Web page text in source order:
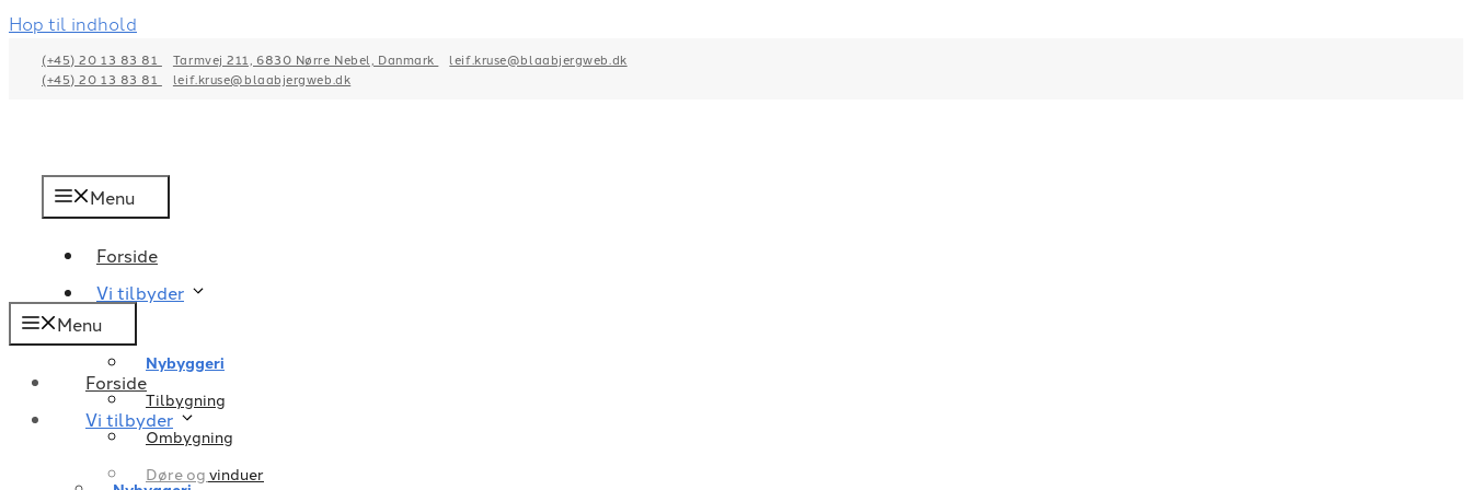
Hop til indhold
(+45) 20 13 83 81 Tarmvej 211, 6830 Nørre Nebel, Danmark
leif.kruse@blaabjergweb.dk
(+45) 20 13 83 81
leif.kruse@blaabjergweb.dk
Menu
Forside
Vi tilbyder
Nybyggeri
Tilbygning
Ombygning
Døre og vinduer
Menu
Forside
Vi tilbyder